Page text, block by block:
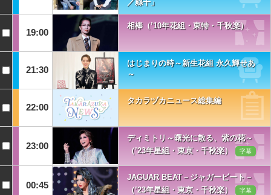
／縣千」
19:00
相棒（’10年花組・東特・千秋楽）
21:30
はじまりの時～新生花組 永久輝せあ
～
22:00
タカラヅカニュース総集編
23:00
ディミトリ～曙光に散る、紫の花～
（’23年星組・東京・千秋楽）
字幕
00:45
JAGUAR BEAT－ジャガービート－
（’23年星組・東京・千秋楽）
字幕